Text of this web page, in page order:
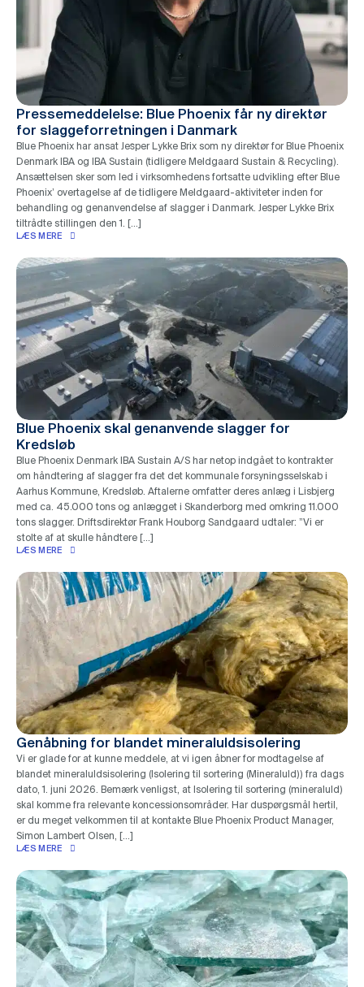
Pressemeddelelse: Blue Phoenix får ny direktør
for slaggeforretningen i Danmark
Blue Phoenix har ansat Jesper Lykke Brix som ny direktør for Blue Phoenix
Denmark IBA og IBA Sustain (tidligere Meldgaard Sustain & Recycling).
Ansættelsen sker som led i virksomhedens fortsatte udvikling efter Blue
Phoenix’ overtagelse af de tidligere Meldgaard-aktiviteter inden for
behandling og genanvendelse af slagger i Danmark. Jesper Lykke Brix
tiltrådte stillingen den 1. […]
LÆS MERE
Blue Phoenix skal genanvende slagger for
Kredsløb
Blue Phoenix Denmark IBA Sustain A/S har netop indgået to kontrakter
om håndtering af slagger fra det det kommunale forsyningsselskab i
Aarhus Kommune, Kredsløb. Aftalerne omfatter deres anlæg i Lisbjerg
med ca. 45.000 tons og anlægget i Skanderborg med omkring 11.000
tons slagger. Driftsdirektør Frank Houborg Sandgaard udtaler: ”Vi er
stolte af at skulle håndtere […]
LÆS MERE
Genåbning for blandet mineraluldsisolering
Vi er glade for at kunne meddele, at vi igen åbner for modtagelse af
blandet mineraluldsisolering (Isolering til sortering (Mineraluld)) fra dags
dato, 1. juni 2026. Bemærk venligst, at Isolering til sortering (mineraluld)
skal komme fra relevante koncessionsområder. Har duspørgsmål hertil,
er du meget velkommen til at kontakte Blue Phoenix Product Manager,
Simon Lambert Olsen, […]
LÆS MERE